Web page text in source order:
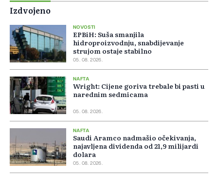
Izdvojeno
NOVOSTI
EPBiH: Suša smanjila
hidroproizvodnju, snabdijevanje
strujom ostaje stabilno
05. 08. 2026.
NAFTA
Wright: Cijene goriva trebale bi pasti u
narednim sedmicama
05. 08. 2026.
NAFTA
Saudi Aramco nadmašio očekivanja,
najavljena dividenda od 21,9 milijardi
dolara
05. 08. 2026.